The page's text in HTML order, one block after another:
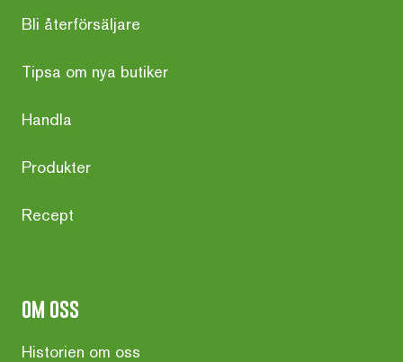
Bli återförsäljare
Tipsa om nya butiker
Handla
Produkter
Recept
om oss
Historien om oss